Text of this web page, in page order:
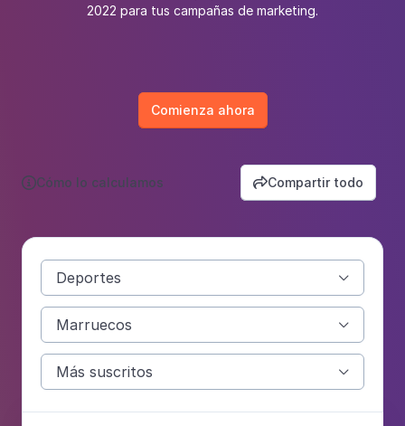
2022 para tus campañas de marketing.
Comienza ahora
Cómo lo calculamos Compartir todo
Deportes 
Marruecos 
Más suscritos 